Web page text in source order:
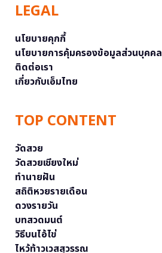
LEGAL
นโยบายคุกกี้
นโยบายการคุ้มครองข้อมูลส่วนบุคคล
ติดต่อเรา
เกี่ยวกับเอ็มไทย
TOP CONTENT
วัดสวย
วัดสวยเชียงใหม่
ทำนายฝัน
สถิติหวยรายเดือน
ดวงรายวัน
บทสวดมนต์
วิธีบนไอ้ไข่
ไหว้ท้าวเวสสุวรรณ